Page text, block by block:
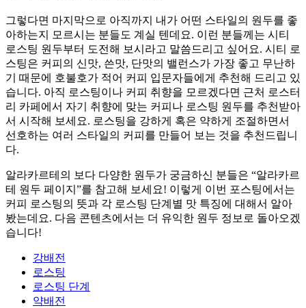
그렇다면 마지막으로 아직까지 내가 어떤 스타일의 원두를 좋
아하는지 모르시는 분들도 계실 텐데요. 이런 분들께는 시티
로스팅 원두부터 도전해 보시라고 말씀드리고 싶어요. 시티 로
스팅은 커피의 신맛, 쓴맛, 단맛의 밸런스가 가장 좋고 무난하
기 때문에 호불호가 적어 커피 입문자들에게 추천해 드리고 있
습니다. 아직 로스팅이나 커피 취향을 모르겠다면 근처 로스터
리 카페에서 자기 취향에 맞는 커피나 로스팅 원두를 추천받아
서 시작해 보세요. 로스팅을 강하게 혹은 약하게 조절하면서
선호하는 여러 스타일의 커피를 만들어 보는 것을 추천드립니
다.
알라카르테의 보다 다양한 원두가 궁금하신 분들은 “알라카르
테 원두 페이지”를 참고해 보세요! 이렇게 이번 포스팅에서는
커피 로스팅의 뜻과 각 로스팅 단계별 맛 특징에 대해서 알아
봤는데요. 다음 콘텐츠에서는 더 유익한 원두 정보로 돌아오겠
습니다!
강배전
로스팅
로스팅 단계
약배전